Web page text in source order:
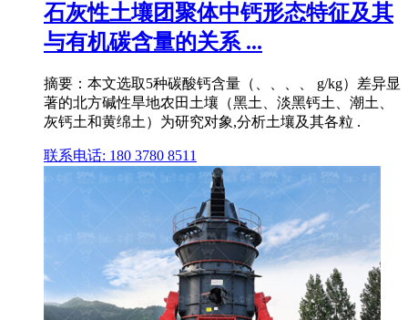
石灰性土壤团聚体中钙形态特征及其
与有机碳含量的关系 ...
摘要：本文选取5种碳酸钙含量（、、、、 g/kg）差异显
著的北方碱性旱地农田土壤（黑土、淡黑钙土、潮土、
灰钙土和黄绵土）为研究对象,分析土壤及其各粒 .
联系电话: 180 3780 8511